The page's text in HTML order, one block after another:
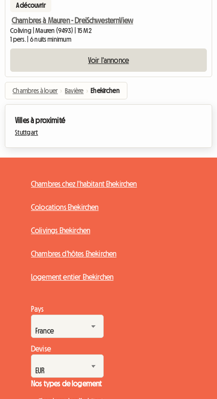
A découvrir
Chambres à Mauren - DreiSchwesternView
Coliving | Mauren (9493) | 15 M2
1 pers. | 6 nuits minimum
Voir l'annonce
Chambres à louer › Bavière › Ehekirchen
Villes à proximité
Stuttgart
Chambres chez l'habitant Ehekirchen
Colocations Ehekirchen
Colivings Ehekirchen
Chambres d'hôtes Ehekirchen
Logement entier Ehekirchen
Pays
Devise
Nos types de logement